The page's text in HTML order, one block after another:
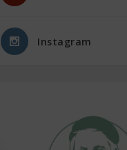
Instagram